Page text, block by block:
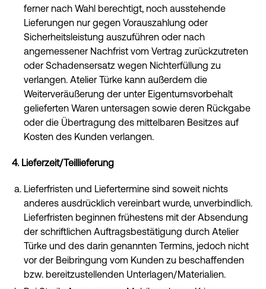
ferner nach Wahl berechtigt, noch ausstehende
Lieferungen nur gegen Vorauszahlung oder
Sicherheitsleistung auszuführen oder nach
angemessener Nachfrist vom Vertrag zurückzutreten
oder Schadensersatz wegen Nichterfüllung zu
verlangen. Atelier Türke kann außerdem die
Weiterveräußerung der unter Eigentumsvorbehalt
gelieferten Waren untersagen sowie deren Rückgabe
oder die Übertragung des mittelbaren Besitzes auf
Kosten des Kunden verlangen.
4. Lieferzeit/Teillieferung
Lieferfristen und Liefertermine sind soweit nichts
anderes ausdrücklich vereinbart wurde, unverbindlich.
Lieferfristen beginnen frühestens mit der Absendung
der schriftlichen Auftragsbestätigung durch Atelier
Türke und des darin genannten Termins, jedoch nicht
vor der Beibringung vom Kunden zu beschaffenden
bzw. bereitzustellenden Unterlagen/Materialien.